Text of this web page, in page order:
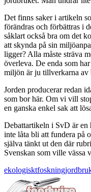
Det finns saker i artikeln
förändras och förbättras i
såklart också bra om det
att skynda på sin
ligger? Alla måste sträva
överleva. De enda som
miljön är ju tillverkarna av
Jorden producerar redan
som bor här. Om vi vill
en ganska enkel sak att
Debattartikeln i SvD är
inte låta bli att fundera på
själva tänkt ut den där
Svenskan som ville vässa
ekologisktfoskning